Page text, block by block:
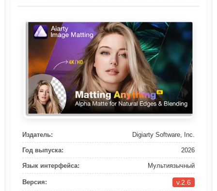
Издатель: Digiarty Software, Inc.
Год выпуска: 2026
Язык интерфейса: Мультиязычный
Версия: v.2.6